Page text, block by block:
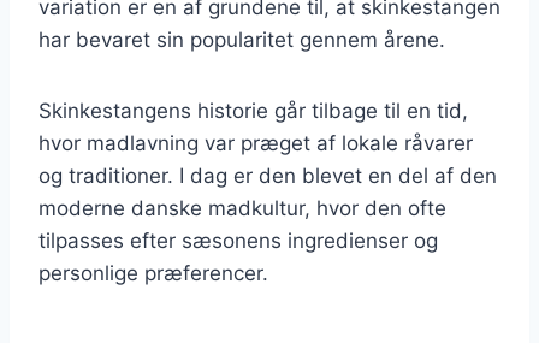
variation er en af grundene til, at skinkestangen
har bevaret sin popularitet gennem årene.
Skinkestangens historie går tilbage til en tid,
hvor madlavning var præget af lokale råvarer
og traditioner. I dag er den blevet en del af den
moderne danske madkultur, hvor den ofte
tilpasses efter sæsonens ingredienser og
personlige præferencer.